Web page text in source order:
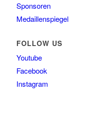
Sponsoren
Medaillenspiegel
FOLLOW US
Youtube
Facebook
Instagram